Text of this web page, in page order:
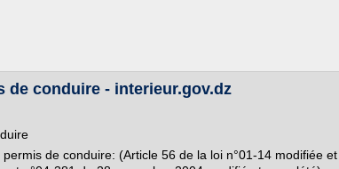
de conduire - interieur.gov.dz
de conduire: (Article 56 de la loi n°01-14 modifiée et